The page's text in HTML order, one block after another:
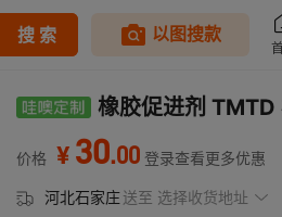
橡胶促进剂 TMTD
价格 ¥ 30.00 登录查看更多优惠
河北石家庄送至 选择收货地址